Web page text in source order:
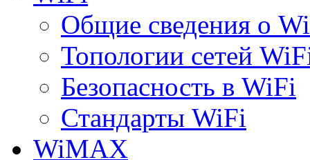
Общие сведения о
Топологии сетей
Безопасность в WiFi
Стандарты WiFi
WiMAX